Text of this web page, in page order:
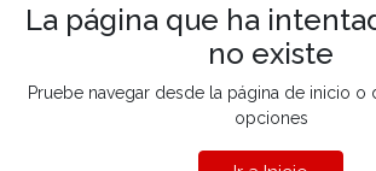
La página que ha
no existe
Pruebe navegar desde la página de inicio o
opciones